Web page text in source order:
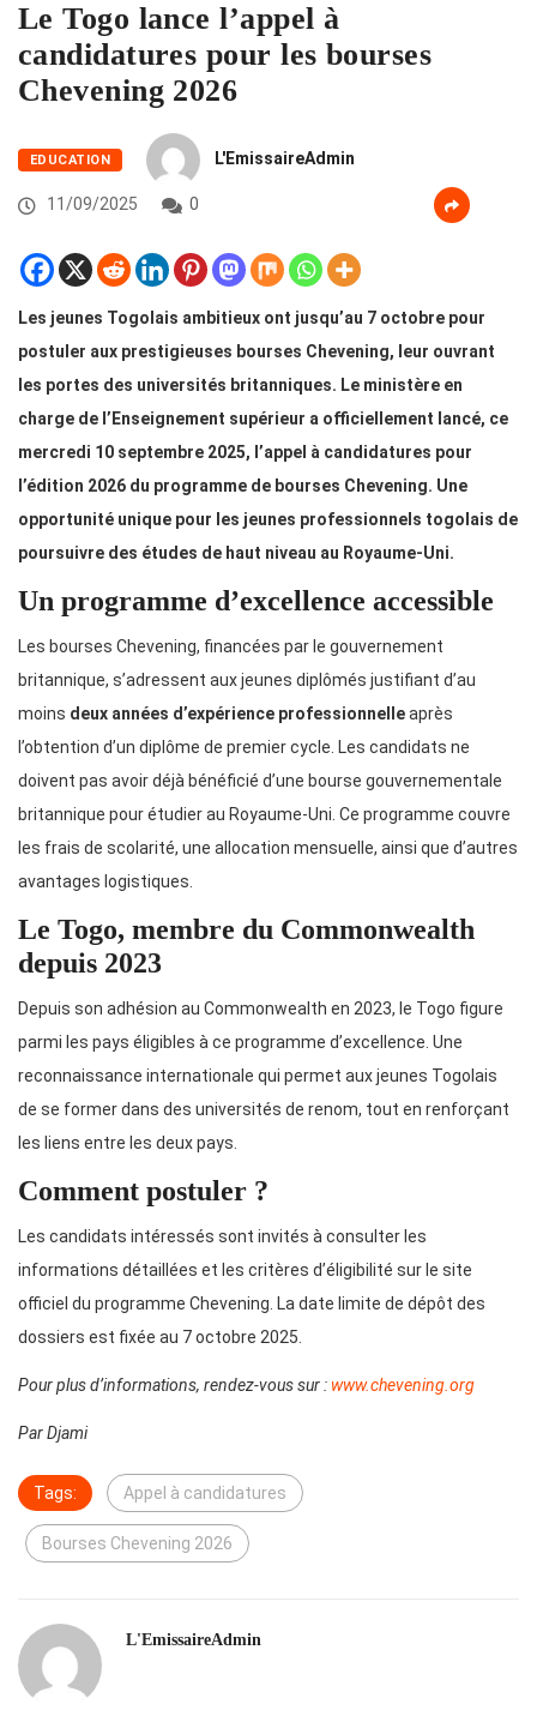
Le Togo lance l’appel à
candidatures pour les bourses
Chevening 2026
EDUCATION L'EmissaireAdmin
11/09/2025 0
Les jeunes Togolais ambitieux ont jusqu’au 7 octobre pour
postuler aux prestigieuses bourses Chevening, leur ouvrant
les portes des universités britanniques. Le ministère en
charge de l’Enseignement supérieur a officiellement lancé, ce
mercredi 10 septembre 2025, l’appel à candidatures pour
l’édition 2026 du programme de bourses Chevening. Une
opportunité unique pour les jeunes professionnels togolais de
poursuivre des études de haut niveau au Royaume-Uni.
Un programme d’excellence accessible
Les bourses Chevening, financées par le gouvernement
britannique, s’adressent aux jeunes diplômés justifiant d’au
moins deux années d’expérience professionnelleaprès
l’obtention d’un diplôme de premier cycle. Les candidats ne
doivent pas avoir déjà bénéficié d’une bourse gouvernementale
britannique pour étudier au Royaume-Uni. Ce programme couvre
les frais de scolarité, une allocation mensuelle, ainsi que d’autres
avantages logistiques.
Le Togo, membre du Commonwealth
depuis 2023
Depuis son adhésion au Commonwealth en 2023, le Togo figure
parmi les pays éligibles à ce programme d’excellence. Une
reconnaissance internationale qui permet aux jeunes Togolais
de se former dans des universités de renom, tout en renforçant
les liens entre les deux pays.
Comment postuler ?
Les candidats intéressés sont invités à consulter les
informations détaillées et les critères d’éligibilité sur le site
officiel du programme Chevening. La date limite de dépôt des
dossiers est fixée au 7 octobre 2025.
Pour plus d’informations, rendez-vous sur : www.chevening.org
Par Djami
Tags: Appel à candidatures
Bourses Chevening 2026
L'EmissaireAdmin